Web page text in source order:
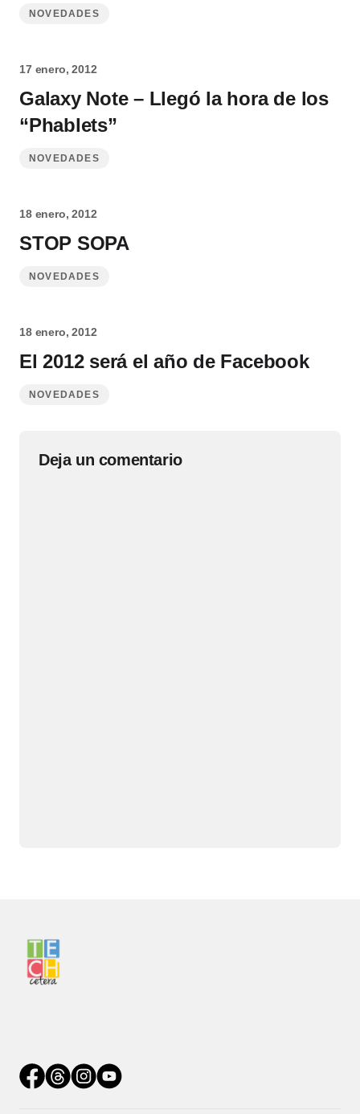
NOVEDADES
17 enero, 2012
Galaxy Note – Llegó la hora de los
“Phablets”
NOVEDADES
18 enero, 2012
STOP SOPA
NOVEDADES
18 enero, 2012
El 2012 será el año de Facebook
NOVEDADES
Deja un comentario